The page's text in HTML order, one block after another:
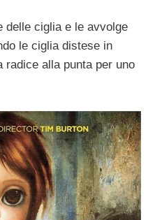
delle ciglia e le avvolge
le ciglia distese in
radice alla punta per uno